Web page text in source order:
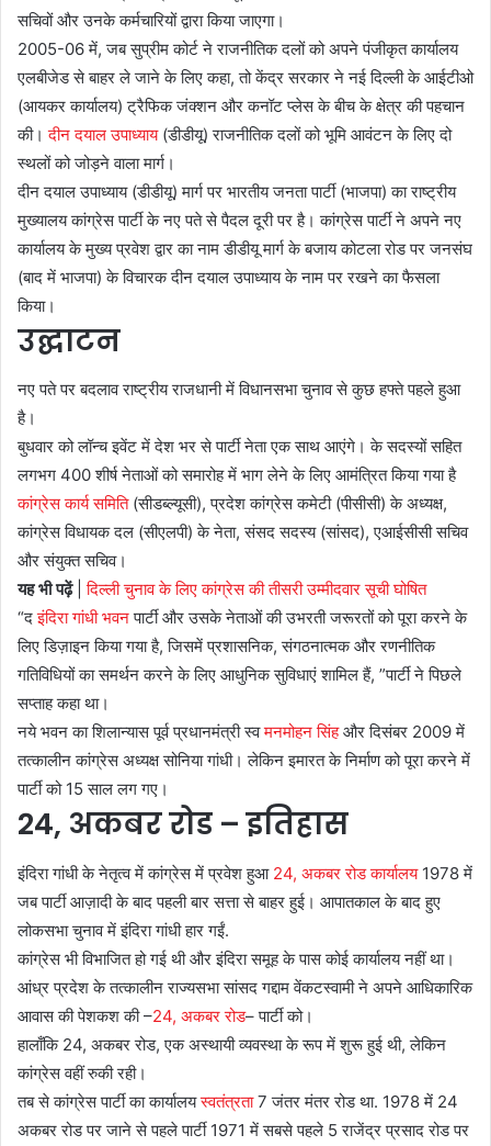
सचिवों और उनके कर्मचारियों द्वारा किया जाएगा।
2005-06 में, जब सुप्रीम कोर्ट ने राजनीतिक दलों को अपने पंजीकृत कार्यालय
एलबीजेड से बाहर ले जाने के लिए कहा, तो केंद्र सरकार ने नई दिल्ली के आईटीओ
(आयकर कार्यालय) ट्रैफिक जंक्शन और कनॉट प्लेस के बीच के क्षेत्र की पहचान
की।दीन दयाल उपाध्याय(डीडीयू) राजनीतिक दलों को भूमि आवंटन के लिए दो
स्थलों को जोड़ने वाला मार्ग।
दीन दयाल उपाध्याय (डीडीयू) मार्ग पर भारतीय जनता पार्टी (भाजपा) का राष्ट्रीय
मुख्यालय कांग्रेस पार्टी के नए पते से पैदल दूरी पर है। कांग्रेस पार्टी ने अपने नए
कार्यालय के मुख्य प्रवेश द्वार का नाम डीडीयू मार्ग के बजाय कोटला रोड पर जनसंघ
(बाद में भाजपा) के विचारक दीन दयाल उपाध्याय के नाम पर रखने का फैसला
किया।
उद्घाटन
नए पते पर बदलाव राष्ट्रीय राजधानी में विधानसभा चुनाव से कुछ हफ्ते पहले हुआ
है।
बुधवार को लॉन्च इवेंट में देश भर से पार्टी नेता एक साथ आएंगे। के सदस्यों सहित
लगभग 400 शीर्ष नेताओं को समारोह में भाग लेने के लिए आमंत्रित किया गया है
कांग्रेस कार्य समिति (सीडब्ल्यूसी), प्रदेश कांग्रेस कमेटी (पीसीसी) के अध्यक्ष,
कांग्रेस विधायक दल (सीएलपी) के नेता, संसद सदस्य (सांसद), एआईसीसी सचिव
और संयुक्त सचिव।
यह भी पढ़ें
दिल्ली चुनाव के लिए कांग्रेस की तीसरी उम्मीदवार सूची घोषित
“दइंदिरा गांधी भवन पार्टी और उसके नेताओं की उभरती जरूरतों को पूरा करने के
लिए डिज़ाइन किया गया है, जिसमें प्रशासनिक, संगठनात्मक और रणनीतिक
गतिविधियों का समर्थन करने के लिए आधुनिक सुविधाएं शामिल हैं, ”पार्टी ने पिछले
सप्ताह कहा था।
नये भवन का शिलान्यास पूर्व प्रधानमंत्री स्वमनमोहन सिंहऔर दिसंबर 2009 में
तत्कालीन कांग्रेस अध्यक्ष सोनिया गांधी। लेकिन इमारत के निर्माण को पूरा करने में
पार्टी को 15 साल लग गए।
24, अकबर रोड – इतिहास
इंदिरा गांधी के नेतृत्व में कांग्रेस में प्रवेश हुआ 24, अकबर रोड कार्यालय 1978 में
जब पार्टी आज़ादी के बाद पहली बार सत्ता से बाहर हुई। आपातकाल के बाद हुए
लोकसभा चुनाव में इंदिरा गांधी हार गईं.
कांग्रेस भी विभाजित हो गई थी और इंदिरा समूह के पास कोई कार्यालय नहीं था।
आंध्र प्रदेश के तत्कालीन राज्यसभा सांसद गद्दाम वेंकटस्वामी ने अपने आधिकारिक
आवास की पेशकश की –24, अकबर रोड– पार्टी को।
हालाँकि 24, अकबर रोड, एक अस्थायी व्यवस्था के रूप में शुरू हुई थी, लेकिन
कांग्रेस वहीं रुकी रही।
तब से कांग्रेस पार्टी का कार्यालयस्वतंत्रता 7 जंतर मंतर रोड था. 1978 में 24
अकबर रोड पर जाने से पहले पार्टी 1971 में सबसे पहले 5 राजेंद्र प्रसाद रोड पर